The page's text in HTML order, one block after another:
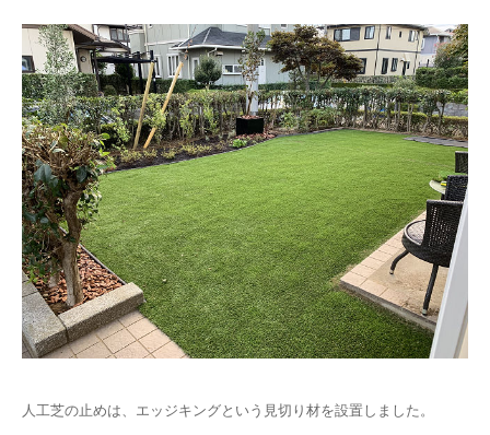
人工芝の止めは、エッジキングという見切り材を設置しました。